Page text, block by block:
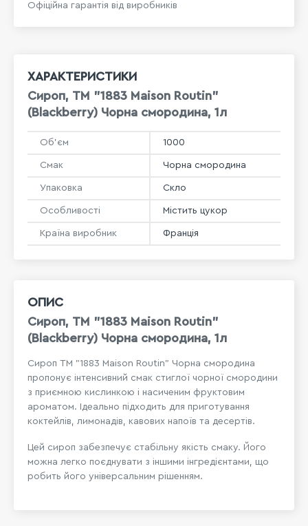
Офіційна гарантія від виробників
ОПИС
Сироп, ТМ "1883 Maison Routin"
(Blackberry) Чорна смородина, 1л
Сироп ТМ "1883 Maison Routin" Чорна смородина
пропонує інтенсивний смак стиглої чорної смородини
з приємною кислинкою і насиченим фруктовим
ароматом. Ідеально підходить для приготування
коктейлів, лимонадів, кавових напоїв та десертів.
Цей сироп забезпечує стабільну якість смаку. Його
можна легко поєднувати з іншими інгредієнтами, що
робить його універсальним рішенням.
ХАРАКТЕРИСТИКИ
Сироп, ТМ "1883 Maison Routin"
(Blackberry) Чорна смородина, 1л
Об'єм 1000
Смак Чорна смородина
Упаковка Скло
Особливості Містить цукор
Країна виробник Франція